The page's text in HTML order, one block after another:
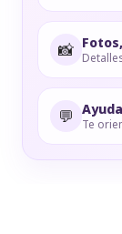
📸
💬 Te